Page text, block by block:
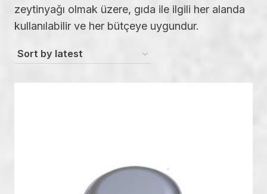
zeytinyağı olmak üzere, gıda ile ilgili her alanda
kullanılabilir ve her bütçeye uygundur.